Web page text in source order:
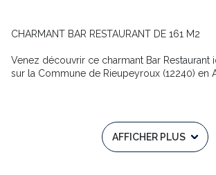
CHARMANT BAR RESTAURANT DE 161 M2
Venez découvrir ce charmant Bar Restaurant
sur la Commune de Rieupeyroux (12240) en
toutes les commodités (Intermarché à 100
Cet établissement avec une bonne rentabilité
AFFICHER PLUS